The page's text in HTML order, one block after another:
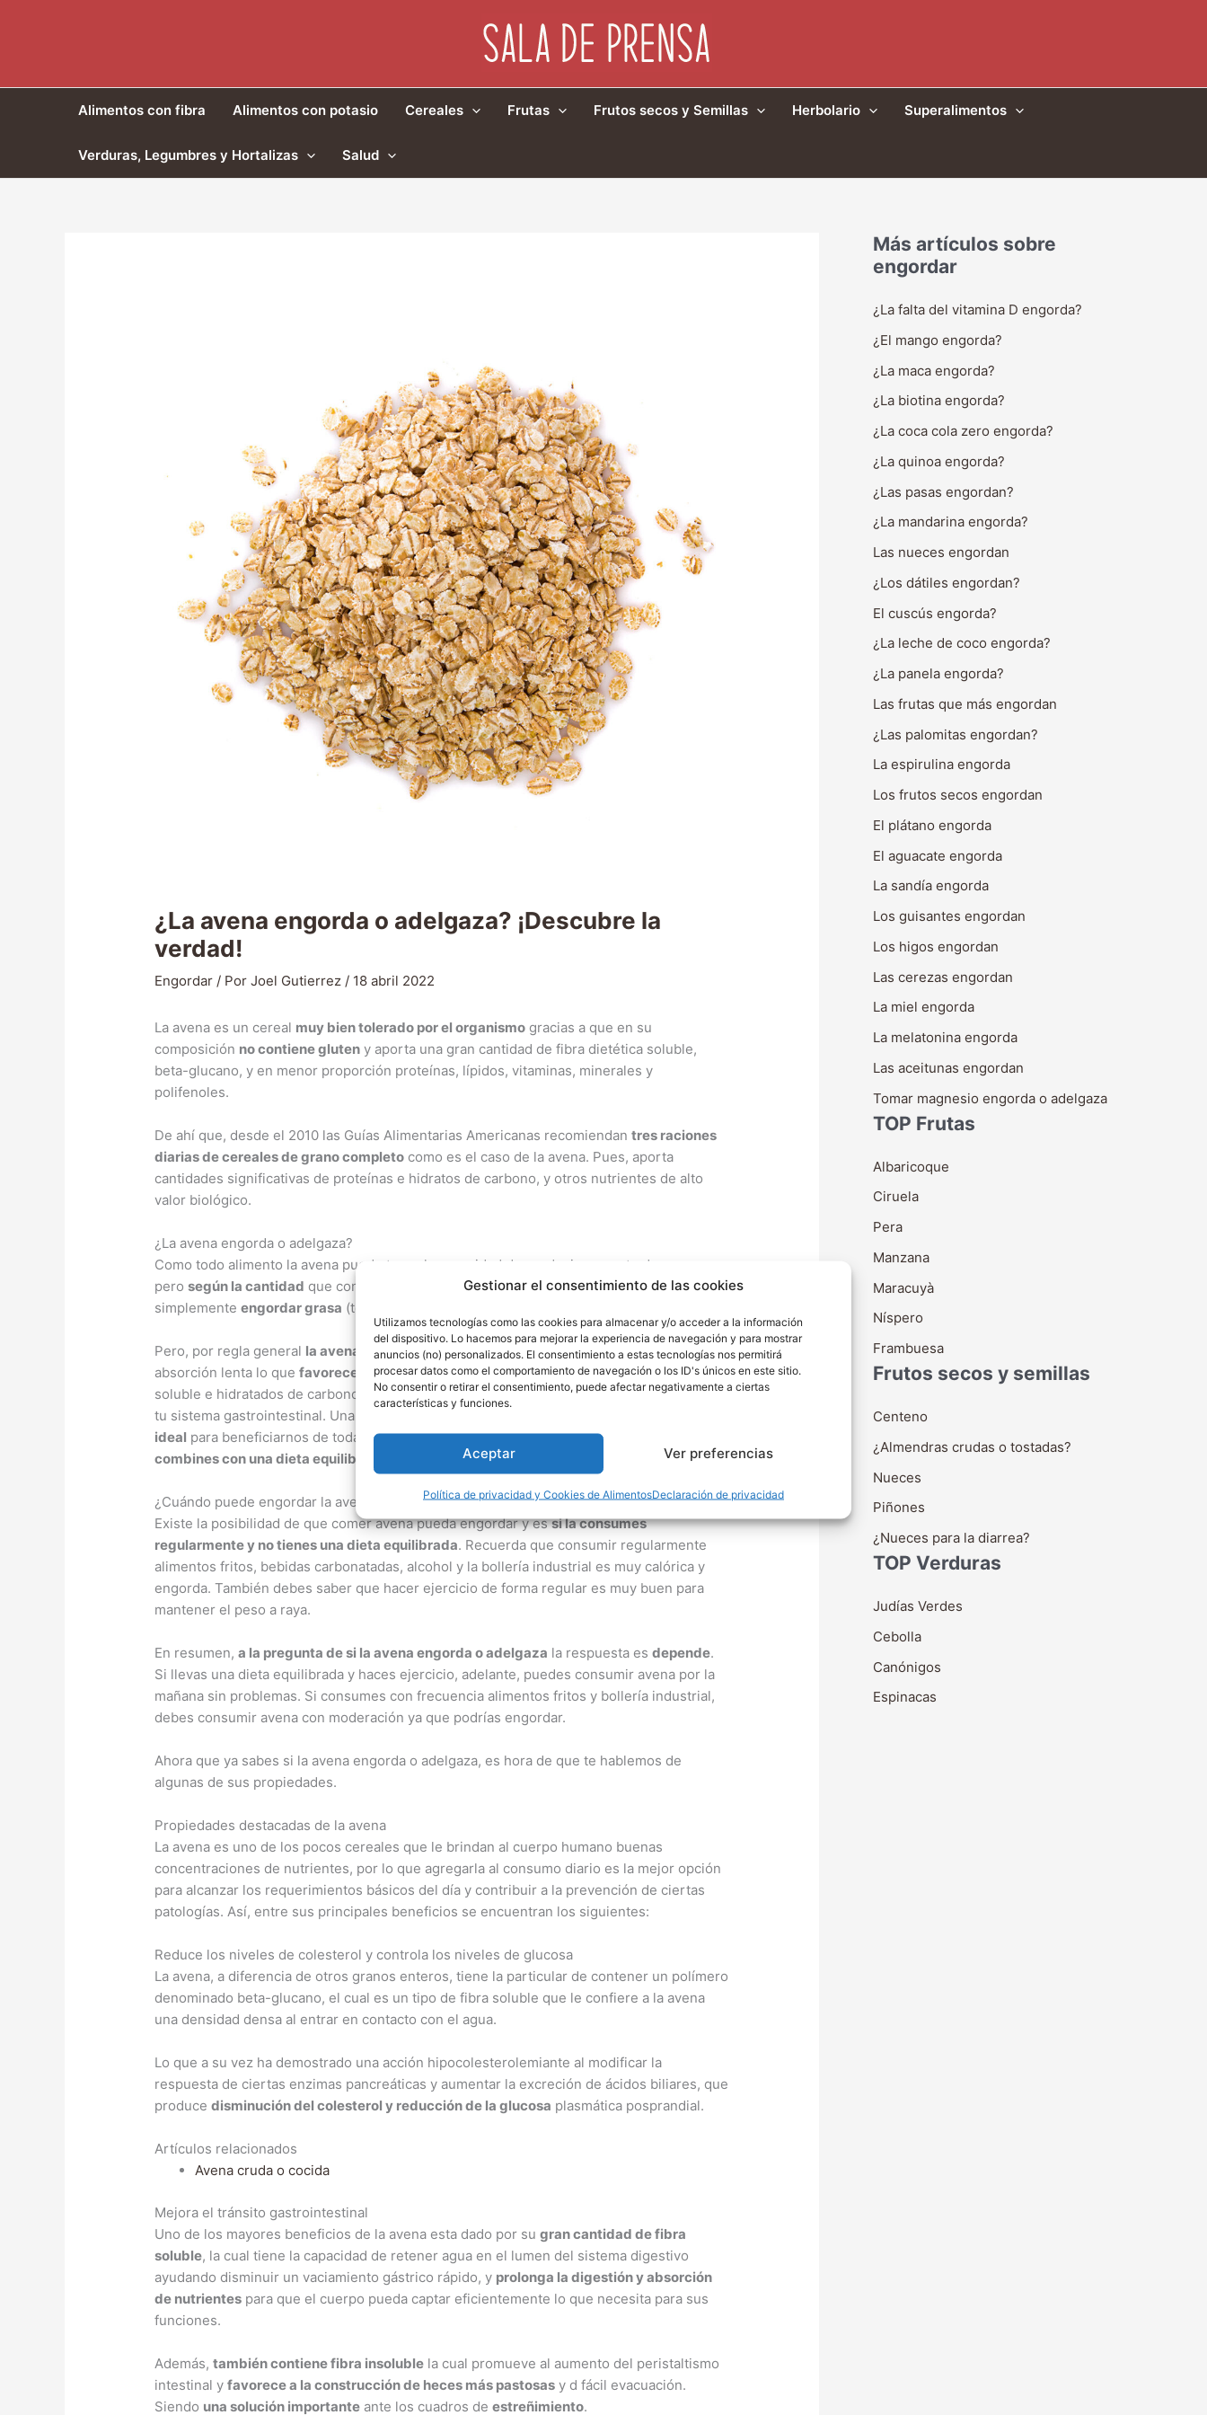
Gestionar el consentimiento de las cookies
Utilizamos tecnologías como las cookies para almacenar y/o acceder a la información
del dispositivo. Lo hacemos para mejorar la experiencia de navegación y para mostrar
anuncios (no) personalizados. El consentimiento a estas tecnologías nos permitirá
procesar datos como el comportamiento de navegación o los ID's únicos en este sitio.
No consentir o retirar el consentimiento, puede afectar negativamente a ciertas
características y funciones.
Aceptar Ver preferencias
Política de privacidad y Cookies de AlimentosDeclaración de privacidad
Alimentos con fibra Alimentos con potasio Cereales Frutas Frutos secos y Semillas Herbolario Superalimentos
Verduras, Legumbres y Hortalizas Salud
¿La avena engorda o adelgaza? ¡Descubre la
verdad!
Engordar / PorJoel Gutierrez / 18 abril 2022
La avena es un cereal muy bien tolerado por el organismo gracias a que en su
composición no contiene gluten y aporta una gran cantidad de fibra dietética soluble,
beta-glucano, y en menor proporción proteínas, lípidos, vitaminas, minerales y
polifenoles.
De ahí que, desde el 2010 las Guías Alimentarias Americanas recomiendantres raciones
diarias de cereales de grano completo como es el caso de la avena. Pues, aporta
cantidades significativas de proteínas e hidratos de carbono, y otros nutrientes de alto
valor biológico.
¿La avena engorda o adelgaza?
Como todo alimento la avena puede tener la capacidad de producir aumento de peso,
perosegún la cantidad que consumas durante día este aumento podrá ser de músculo o
simplementeengordar grasa (tejido adiposo).
Pero, por regla general la avena es un cereal sumamente bueno para la salud, pues es de
absorción lenta lo quefavorece un estado de saciedad prolongadoy es rico en fibra
soluble e hidratados de carbono, brindándote mayor energía durante el día y protección a
tu sistema gastrointestinal. Una ración de
50 a 75 gramos de avena por la mañana es
ideal para beneficiarnos de todas sus propiedades sin engordarsiempre y cuando lo
combines con una dieta equilibrada y la práctica de ejercicio
¿Cuándo puede engordar la avena?
Existe la posibilidad de que comer avena pueda engordar y essi la consumes
regularmente y no tienes una dieta equilibrada. Recuerda que consumir regularmente
alimentos fritos, bebidas carbonatadas, alcohol y la bollería industrial es muy calórica y
engorda. También debes saber que hacer ejercicio de forma regular es muy buen para
mantener el peso a raya.
En resumen,a la pregunta de si la avena engorda o adelgaza la respuesta esdepende.
Si llevas una dieta equilibrada y haces ejercicio, adelante, puedes consumir avena por la
mañana sin problemas. Si consumes con frecuencia alimentos fritos y bollería industrial,
debes consumir avena con moderación ya que podrías engordar.
Ahora que ya sabes si la avena engorda o adelgaza, es hora de que te hablemos de
algunas de sus propiedades.
Propiedades destacadas de la avena
La avena es uno de los pocos cereales que le brindan al cuerpo humano buenas
concentraciones de nutrientes, por lo que agregarla al consumo diario es la mejor opción
para alcanzar los requerimientos básicos del día y contribuir a la prevención de ciertas
patologías. Así, entre sus principales beneficios se encuentran los siguientes:
Reduce los niveles de colesterol y controla los niveles de glucosa
La avena, a diferencia de otros granos enteros, tiene la particular de contener un polímero
denominado beta-glucano, el cual es un tipo de fibra soluble que le confiere a la avena
una densidad densa al entrar en contacto con el agua.
Lo que a su vez ha demostrado una acción hipocolesterolemiante al modificar la
respuesta de ciertas enzimas pancreáticas y aumentar la excreción de ácidos biliares, que
producedisminución del colesterol y reducción de la glucosa plasmática posprandial.
Artículos relacionados
Avena cruda o cocida
Mejora el tránsito gastrointestinal
Uno de los mayores beneficios de la avena esta dado por sugran cantidad de fibra
soluble, la cual tiene la capacidad de retener agua en el lumen del sistema digestivo
ayudando disminuir un vaciamiento gástrico rápido, y prolonga la digestión y absorción
de nutrientes para que el cuerpo pueda captar eficientemente lo que necesita para sus
funciones.
Además,también contiene fibra insoluble la cual promueve al aumento del peristaltismo
intestinal yfavorece a la construcción de heces más pastosas y d fácil evacuación.
Siendo una solución importante ante los cuadros deestreñimiento.
Más artículos sobre
engordar
¿La falta del vitamina D engorda?
¿El mango engorda?
¿La maca engorda?
¿La biotina engorda?
¿La coca cola zero engorda?
¿La quinoa engorda?
¿Las pasas engordan?
¿La mandarina engorda?
Las nueces engordan
¿Los dátiles engordan?
El cuscús engorda?
¿La leche de coco engorda?
¿La panela engorda?
Las frutas que más engordan
¿Las palomitas engordan?
La espirulina engorda
Los frutos secos engordan
El plátano engorda
El aguacate engorda
La sandía engorda
Los guisantes engordan
Los higos engordan
Las cerezas engordan
La miel engorda
La melatonina engorda
Las aceitunas engordan
Tomar magnesio engorda o adelgaza
TOP Frutas
Albaricoque
Ciruela
Pera
Manzana
Maracuyà
Níspero
Frambuesa
Frutos secos y semillas
Centeno
¿Almendras crudas o tostadas?
Nueces
Piñones
¿Nueces para la diarrea?
TOP Verduras
Judías Verdes
Cebolla
Canónigos
Espinacas